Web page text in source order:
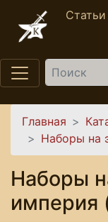
Перейти к Статьи
Найти
Вы здесь
Главная
Наборы на
Наборы
империя